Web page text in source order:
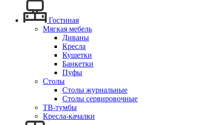
Гостиная
Мягкая мебель
Диваны
Кресла
Кушетки
Банкетки
Пуфы
Столы
Столы журнальные
Столы сервировочные
ТВ-тумбы
Кресла-качалки